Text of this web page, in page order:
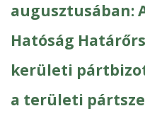
augusztusában:
Hatóság
kerületi
a területi